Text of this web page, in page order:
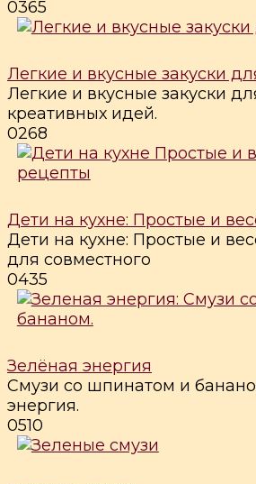
0365
Легкие и вкусные закуски
Легкие и вкусные закуски
креативных идей.
0268
Дети на кухне: Простые и
Дети на кухне: Простые и
для совместного
0435
Зелёная энергия
Смузи со шпинатом и
энергия.
0510